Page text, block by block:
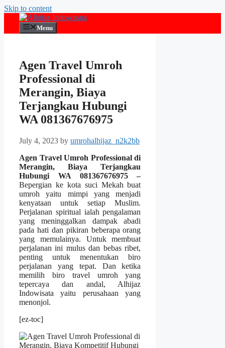
Skip to content
Menu
Agen Travel Umroh
Professional di
Merangin, Biaya
Terjangkau Hubungi
WA 081367676975
July 4, 2023 by umrohalhijaz_n2k2bb
Agen Travel Umroh Professional di
Merangin, Biaya Terjangkau
Hubungi WA 081367676975 –
Bepergian ke kota suci Mekah buat
umroh yaitu mimpi yang menjadi
kenyataan untuk setiap Muslim.
Perjalanan spiritual ialah pengalaman
yang meninggalkan dampak abadi
pada hati dan pikiran beberapa orang
yang memulainya. Untuk membuat
perjalanan ini mulus dan bebas ribet,
penting untuk menentukan biro
perjalanan yang tepat. Dan ketika
memilih biro travel umroh yang
tepercaya dan andal, Alhijaz
Indowisata yaitu perusahaan yang
menonjol.
[ez-toc]